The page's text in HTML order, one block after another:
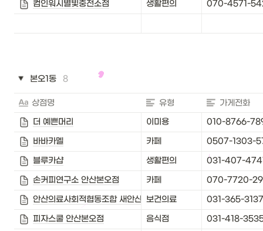
컴인워시별빛충전소점
생활편의 070-4571-
본오1동 8
상점명 유형
가게전화
더 예쁜머리
이미용
010-8766-
바바카멜
카페
0507-1303-
블루카샵
생활편의
031-407-
손커피연구소 안산본오점
카페
070-7720-
안산의료사회적협동조합 새안산상록의원
보건의료
031-365-3137
피자스쿨 안산본오점
음식점
031-418-